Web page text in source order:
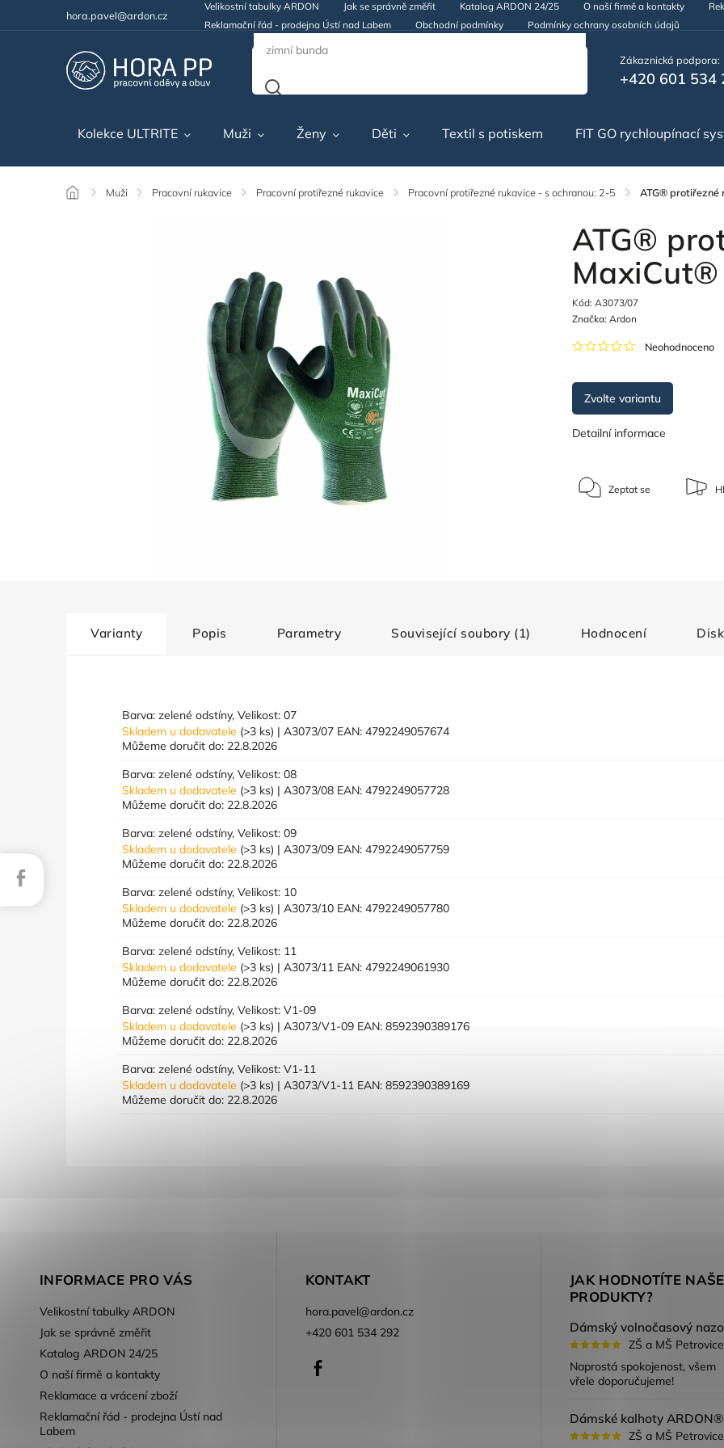
hora.pavel@ardon.cz
Velikostní tabulky ARDON Jak se správně změřit Katalog ARDON 24/25 O naší firmě a kontakty
Reklamační řád - prodejna Ústí nad Labem
Obchodní podmínky Podmínky ochrany osobních údajů
Zákaznická podpora:
+420 601 534
Kolekce ULTRITE Muži Ženy Děti Textil s potiskem FIT GO rychloupínací
/ Muži / Pracovní rukavice / Pracovní protiřezné rukavice / Pracovní protiřezné rukavice - s ochranou: 2-5 / ATG® protiřezné
ATG®
Kód: A3073/07
Neohodnoceno
Značka: Ardon
Zvolte variantu
Detailní informace
Zeptat se
Varianty Popis Parametry Související soubory (1) Hodnocení
Barva: zelené odstíny, Velikost: 07
Skladem u dodavatele (>3 ks) | A3073/07 EAN: 4792249057674
Můžeme doručit do: 22.8.2026
Barva: zelené odstíny, Velikost: 08
Skladem u dodavatele (>3 ks) | A3073/08 EAN: 4792249057728
Můžeme doručit do: 22.8.2026
Barva: zelené odstíny, Velikost: 09
Skladem u dodavatele (>3 ks) | A3073/09 EAN: 4792249057759
Můžeme doručit do: 22.8.2026
Barva: zelené odstíny, Velikost: 10
Skladem u dodavatele (>3 ks) | A3073/10 EAN: 4792249057780
Můžeme doručit do: 22.8.2026
Barva: zelené odstíny, Velikost: 11
Skladem u dodavatele (>3 ks) | A3073/11 EAN: 4792249061930
Můžeme doručit do: 22.8.2026
Barva: zelené odstíny, Velikost: V1-09
Skladem u dodavatele (>3 ks) | A3073/V1-09 EAN: 8592390389176
Můžeme doručit do: 22.8.2026
Barva: zelené odstíny, Velikost: V1-11
Skladem u dodavatele (>3 ks) | A3073/V1-11 EAN: 8592390389169
Můžeme doručit do: 22.8.2026
INFORMACE PRO VÁS
Velikostní tabulky ARDON
Jak se správně změřit
Katalog ARDON 24/25
O naší firmě a kontakty
Reklamace a vrácení zboží
Reklamační řád - prodejna Ústí nad
Labem
KONTAKT
hora.pavel@ardon.cz
+420 601 534 292
JAK HODNOTÍTE NAŠE
PRODUKTY?
ZŠ a MŠ Petrovice
Naprostá spokojenost, všem
vřele doporučujeme!
ZŠ a MŠ Petrovice